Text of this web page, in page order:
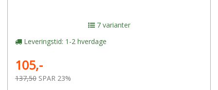
7 varianter
Leveringstid: 1-2 hverdage
105,-
137,50 SPAR 23%